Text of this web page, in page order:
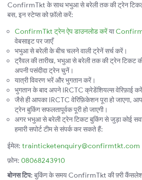
ConfirmTkt के साथ भभुआ से बरेली तक की ट्रेन
बस, इन स्टेप्स को फ़ॉलो करें:
ConfirmTkt ट्रेन ऐप डाउनलोड करेंया
वेबसाइट पर जाएँ
भभुआ से बरेली के बीच चलने वाली ट्रेनें सर्च करें।
ट्रैवल की तारीख, भभुआ से बरेली तक की ट्रेन टिकट
अपनी पसंदीदा ट्रेन चुनें।
यात्री विवरण भरें और भुगतान करें।
भुगतान के बाद अपने IRCTC क्रेडेंशियल्स वेरिफ़ाई
जैसे ही आपका IRCTC वेरिफ़िकेशन पूरा हो जाएगा,
ट्रेन बुकिंग सफलतापूर्वक पूरी हो जाएगी।
अगर भभुआ से बरेली ट्रेन टिकट बुकिंग से जुड़ा कोई
हमारी सपोर्ट टीम से संपर्क कर सकते हैं:
ईमेल: trainticketenquiry@confirmtkt.com
फ़ोन: 08068243910
बोनस टिप: बुकिंग के समय ConfirmTkt की फ़्री